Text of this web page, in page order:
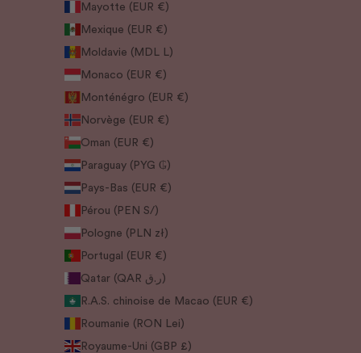
Mayotte (EUR €)
Mexique (EUR €)
Moldavie (MDL L)
Monaco (EUR €)
Monténégro (EUR €)
Norvège (EUR €)
Oman (EUR €)
Paraguay (PYG ₲)
Pays-Bas (EUR €)
Pérou (PEN S/)
Pologne (PLN zł)
Portugal (EUR €)
Qatar (QAR ر.ق)
R.A.S. chinoise de Macao (EUR €)
Roumanie (RON Lei)
Royaume-Uni (GBP £)